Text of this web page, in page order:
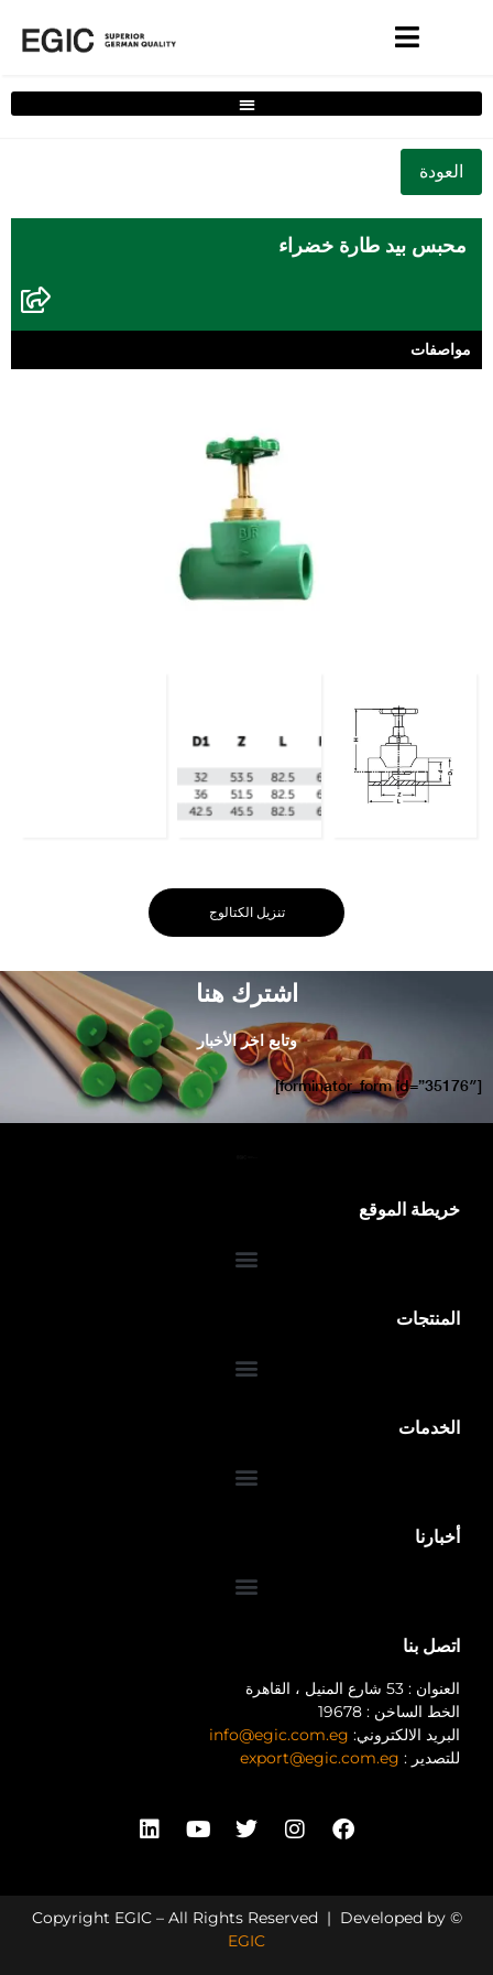
محبس بيد طارة خضراء
مواصفات
تنزيل الكتالوج
اشترك هنا
وتابع اخر الأخبار
[forminator_form id=”35176″]
خريطة الموقع
المنتجات
الخدمات
أخبارنا
اتصل بنا
العنوان : 53 شارع المنيل ، القاهرة
الخط الساخن : 19678
البريد الالكتروني: info@egic.com.eg
للتصدير : export@egic.com.eg
© Copyright EGIC – All Rights Reserved | Developed by
EGIC